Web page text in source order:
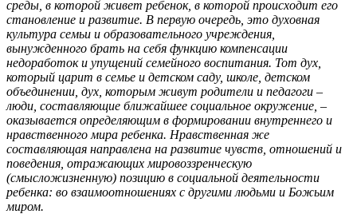
среды, в которой живет ребенок, в которой происходит его
становление и развитие. В первую очередь, это духовная
культура семьи и образовательного учреждения,
вынужденного брать на себя функцию компенсации
недоработок и упущений семейного воспитания. Тот дух,
который царит в семье и детском саду, школе, детском
объединении, дух, которым живут родители и педагоги –
люди, составляющие ближайшее социальное окружение, –
оказывается определяющим в формировании внутреннего и
нравственного мира ребенка. Нравственная же
составляющая направлена на развитие чувств, отношений и
поведения, отражающих мировоззренческую
(смысложизненную) позицию в социальной деятельности
ребенка: во взаимоотношениях с другими людьми и Божьим
миром.